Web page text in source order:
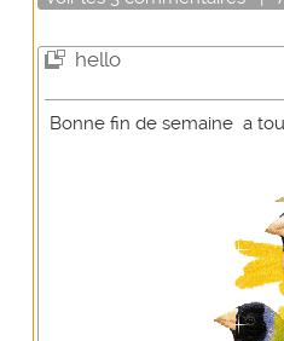
hello
Bonne fin de semaine a